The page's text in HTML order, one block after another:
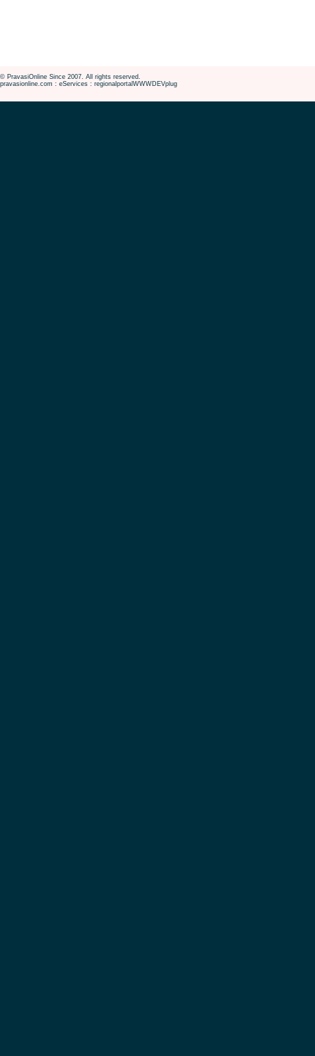
© PravasiOnline Since 2007. All rights reserved.
pravasionline.com : eServices : regionalportalWWWDEVplug